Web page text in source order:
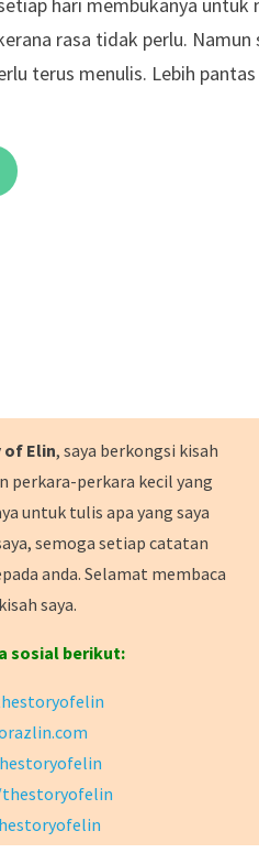
rasa tidak perlu. Namun
terus menulis. Lebih
of Elin, saya berkongsi kisah
perkara-perkara kecil yang
untuk tulis apa yang saya
semoga setiap catatan
anda. Selamat membaca
saya.
sosial berikut: